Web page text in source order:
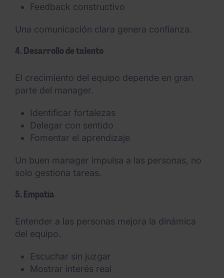
Feedback constructivo
Una comunicación clara genera confianza.
4. Desarrollo de talento
El crecimiento del equipo depende en gran
parte del manager.
Identificar fortalezas
Delegar con sentido
Fomentar el aprendizaje
Un buen manager impulsa a las personas, no
solo gestiona tareas.
5. Empatía
Entender a las personas mejora la dinámica
del equipo.
Escuchar sin juzgar
Mostrar interés real